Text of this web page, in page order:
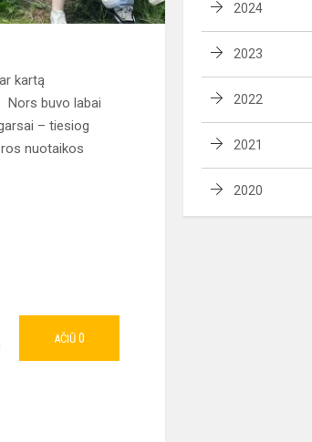
kartą
Nors buvo labai
– tiesiog
nuotaikos
AČIŪ 0
2024
2023
2022
2021
2020